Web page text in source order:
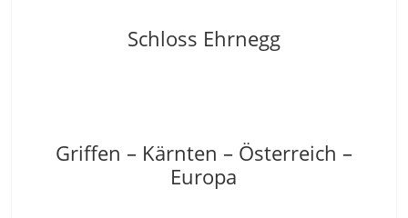
Schloss Ehrnegg
Griffen – Kärnten – Österreich –
Europa